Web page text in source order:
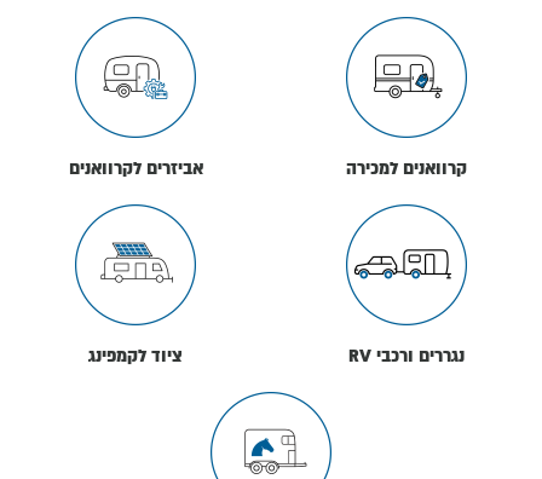
קרוואנים למכירה אביזרים לקרוואנים
נגררים ורכבי RV ציוד לקמפינג